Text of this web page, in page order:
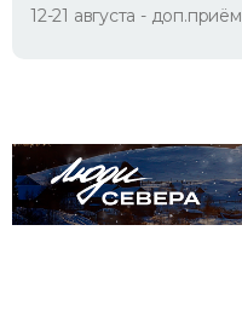
12-21 августа - доп.приём